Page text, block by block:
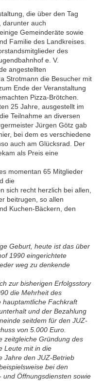
die über den Tag
darunter auch
Gemeinderäte sowie
Familie des Landkreises.
des
e. V.
angestellten
Strotmann die Besucher mit
Ende der Veranstaltung
Pizza-Brötchen.
25 Jahre, ausgestellt im
Teilnahme an diversen
Jürgen Götz gab
bei dem es verschiedene
auch am Glücksrad. Der
als Preis eine
momentan 65 Mitglieder
die
sich recht herzlich bei allen,
beitrugen, so allen
Kuchen-Bäckern, den
Geburt, heute ist das über
1990 eingerichtete
weg zu denkende
zur bisherigen Erfolgsstory
die Mehrheit des
Fachkraft
und der Bezahlung
seitdem für den JUZ-
von 5.000 Euro.
zeitgleiche Gründung des
Leute mit in die
Jahre den JUZ-Betrieb
bei den
und Öffnungsdiensten sowie